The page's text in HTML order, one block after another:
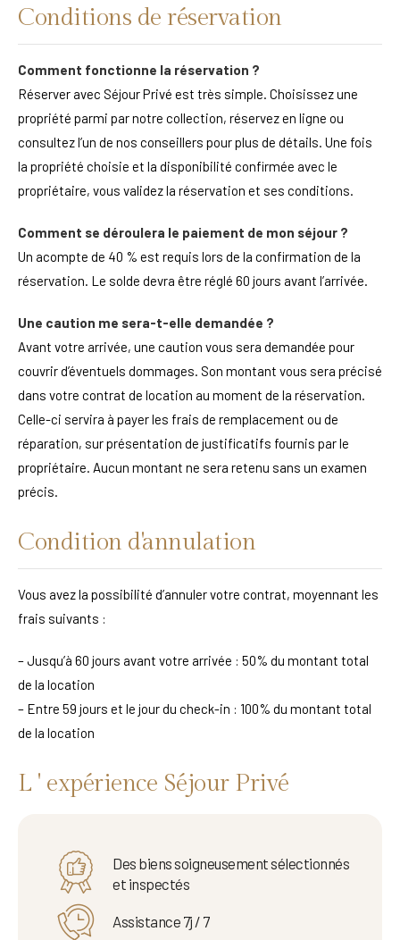
Conditions de réservation
Comment fonctionne la réservation ?
Réserver avec Séjour Privé est très simple. Choisissez une
propriété parmi par notre collection, réservez en ligne ou
consultez l’un de nos conseillers pour plus de détails. Une fois
la propriété choisie et la disponibilité confirmée avec le
propriétaire, vous validez la réservation et ses conditions.
Comment se déroulera le paiement de mon séjour ?
Un acompte de 40 % est requis lors de la confirmation de la
réservation. Le solde devra être réglé 60 jours avant l’arrivée.
Une caution me sera-t-elle demandée ?
Avant votre arrivée, une caution vous sera demandée pour
couvrir d’éventuels dommages. Son montant vous sera précisé
dans votre contrat de location au moment de la réservation.
Celle-ci servira à payer les frais de remplacement ou de
réparation, sur présentation de justificatifs fournis par le
propriétaire. Aucun montant ne sera retenu sans un examen
précis.
Condition d'annulation
Vous avez la possibilité d’annuler votre contrat, moyennant les
frais suivants :
– Jusqu’à 60 jours avant votre arrivée : 50% du montant total
de la location
– Entre 59 jours et le jour du check-in : 100% du montant total
de la location
L ' expérience Séjour Privé
Des biens soigneusement sélectionnés
et inspectés
Assistance 7j / 7